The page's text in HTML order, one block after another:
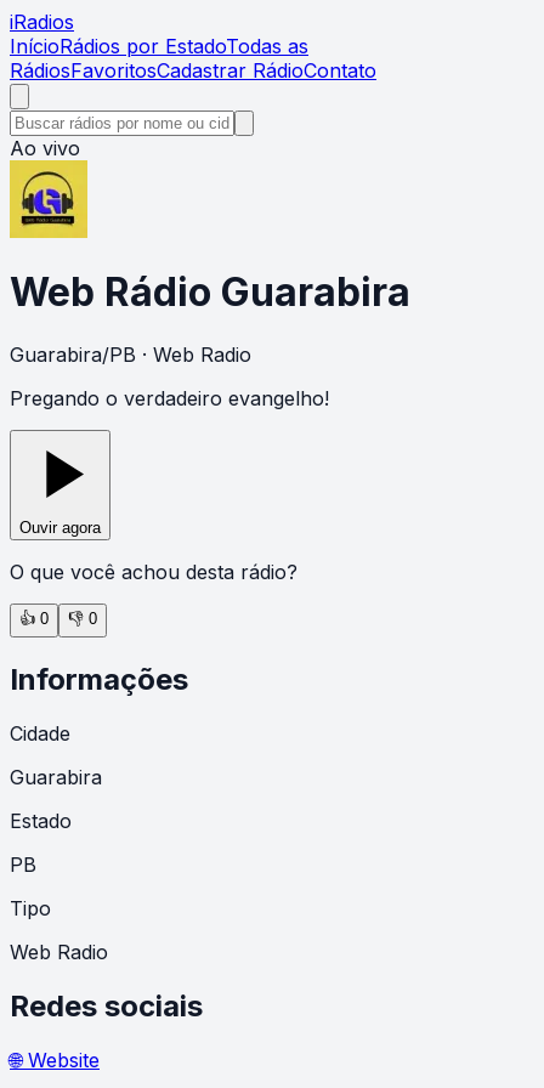
iRadios
InícioRádios por EstadoTodas as
RádiosFavoritosCadastrar RádioContato
Ao vivo
Web Rádio Guarabira
Guarabira/PB · Web Radio
Pregando o verdadeiro evangelho!
Ouvir agora
O que você achou desta rádio?
👍 0 👎 0
Informações
Cidade
Guarabira
Estado
PB
Tipo
Web Radio
Redes sociais
🌐 Website